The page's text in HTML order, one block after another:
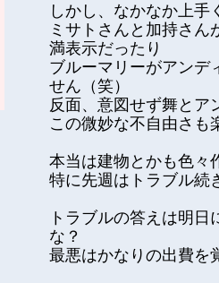
しかし、なかなか上手
ミサトさんと加持さん
満表示だったり
ブルーマリーがアンデ
せん（笑）
反面、意図せず舞とア
この微妙な不自由さも
本当は建物とかも色々
特に先週はトラブル続
トラブルの答えは明
な？
最悪はかなりの出費を